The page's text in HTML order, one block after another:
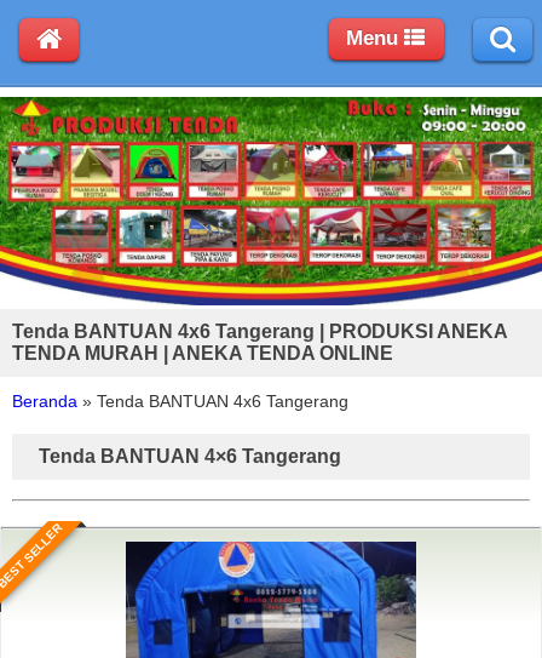
Tenda BANTUAN 4x6 Tangerang | PRODUKSI ANEKA
TENDA MURAH | ANEKA TENDA ONLINE
Beranda » Tenda BANTUAN 4x6 Tangerang
Tenda BANTUAN 4×6 Tangerang
SELLER
Menu